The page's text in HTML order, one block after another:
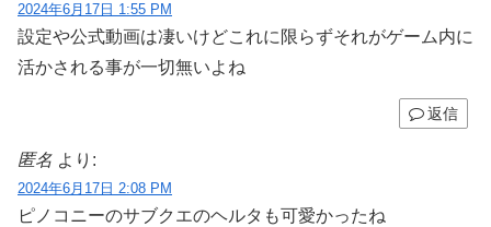
2024年6月17日 1:55 PM
設定や公式動画は凄いけどこれに限らずそれがゲーム内に
活かされる事が一切無いよね
返信
匿名 より:
2024年6月17日 2:08 PM
ピノコニーのサブクエのヘルタも可愛かったね